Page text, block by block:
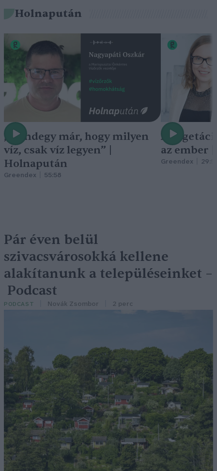
Holnapután
„Mindegy már, hogy milyen
víz, csak víz legyen” |
Holnapután
Greendex 55:58
A
az ember
Greendex
Pár éven belül
szivacsvárosokká kellene
alakítanunk a településeinket –
Podcast
PODCAST Novák Zsombor 2 perc